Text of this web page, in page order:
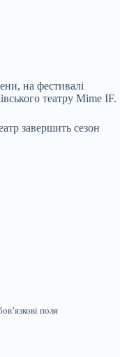
на фестивалі
театру Mime IF.
завершить сезон
поля